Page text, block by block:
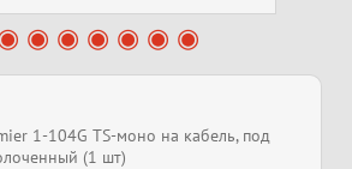
1-104G TS-моно на кабель, под
(1 шт)